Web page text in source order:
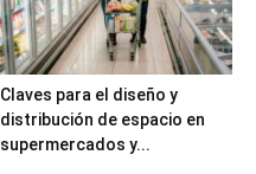
Claves para el diseño y
distribución de espacio en
supermercados y...